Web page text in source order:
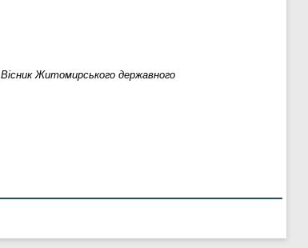
Вісник Житомирського державного